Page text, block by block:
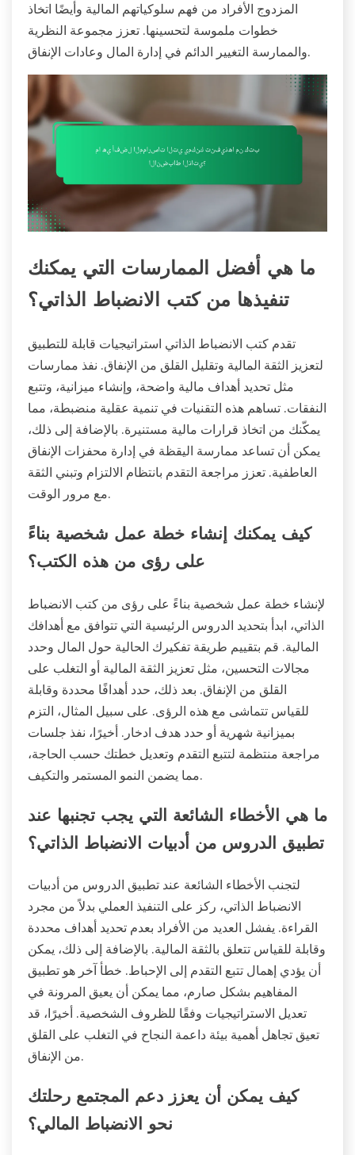
المزدوج الأفراد من فهم سلوكياتهم المالية وأيضًا اتخاذ
خطوات ملموسة لتحسينها. تعزز مجموعة النظرية
والممارسة التغيير الدائم في إدارة المال وعادات الإنفاق.
ما هي أفضل الممارسات التي يمكنك
تنفيذها من كتب الانضباط الذاتي؟
تقدم كتب الانضباط الذاتي استراتيجيات قابلة للتطبيق
لتعزيز الثقة المالية وتقليل القلق من الإنفاق. نفذ ممارسات
مثل تحديد أهداف مالية واضحة، وإنشاء ميزانية، وتتبع
النفقات. تساهم هذه التقنيات في تنمية عقلية منضبطة، مما
يمكّنك من اتخاذ قرارات مالية مستنيرة. بالإضافة إلى ذلك،
يمكن أن تساعد ممارسة اليقظة في إدارة محفزات الإنفاق
العاطفية. تعزز مراجعة التقدم بانتظام الالتزام وتبني الثقة
مع مرور الوقت.
كيف يمكنك إنشاء خطة عمل شخصية بناءً
على رؤى من هذه الكتب؟
لإنشاء خطة عمل شخصية بناءً على رؤى من كتب الانضباط
الذاتي، ابدأ بتحديد الدروس الرئيسية التي تتوافق مع أهدافك
المالية. قم بتقييم طريقة تفكيرك الحالية حول المال وحدد
مجالات التحسين، مثل تعزيز الثقة المالية أو التغلب على
القلق من الإنفاق. بعد ذلك، حدد أهدافًا محددة وقابلة
للقياس تتماشى مع هذه الرؤى. على سبيل المثال، التزم
بميزانية شهرية أو حدد هدف ادخار. أخيرًا، نفذ جلسات
مراجعة منتظمة لتتبع التقدم وتعديل خطتك حسب الحاجة،
مما يضمن النمو المستمر والتكيف.
ما هي الأخطاء الشائعة التي يجب تجنبها عند
تطبيق الدروس من أدبيات الانضباط الذاتي؟
لتجنب الأخطاء الشائعة عند تطبيق الدروس من أدبيات
الانضباط الذاتي، ركز على التنفيذ العملي بدلاً من مجرد
القراءة. يفشل العديد من الأفراد بعدم تحديد أهداف محددة
وقابلة للقياس تتعلق بالثقة المالية. بالإضافة إلى ذلك، يمكن
أن يؤدي إهمال تتبع التقدم إلى الإحباط. خطأ آخر هو تطبيق
المفاهيم بشكل صارم، مما يمكن أن يعيق المرونة في
تعديل الاستراتيجيات وفقًا للظروف الشخصية. أخيرًا، قد
تعيق تجاهل أهمية بيئة داعمة النجاح في التغلب على القلق
من الإنفاق.
كيف يمكن أن يعزز دعم المجتمع رحلتك
نحو الانضباط المالي؟